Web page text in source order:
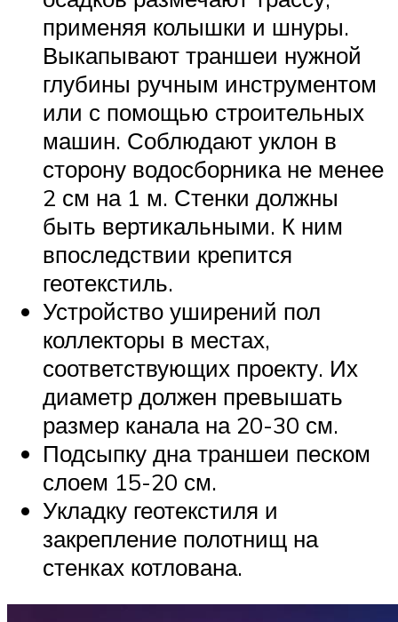
применяя колышки и шнуры.
Выкапывают траншеи нужной
глубины ручным инструментом
или с помощью строительных
машин. Соблюдают уклон в
сторону водосборника не менее
2 см на 1 м. Стенки должны
быть вертикальными. К ним
впоследствии крепится
геотекстиль.
Устройство уширений пол
коллекторы в местах,
соответствующих проекту. Их
диаметр должен превышать
размер канала на 20-30 см.
Подсыпку дна траншеи песком
слоем 15-20 см.
Укладку геотекстиля и
закрепление полотнищ на
стенках котлована.